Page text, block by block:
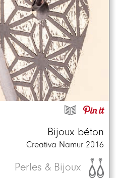
Bijoux béton
Creativa Namur 2016
Perles & Bijoux